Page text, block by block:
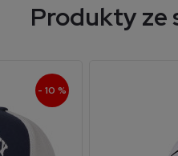
Produkty ze
- 10 %